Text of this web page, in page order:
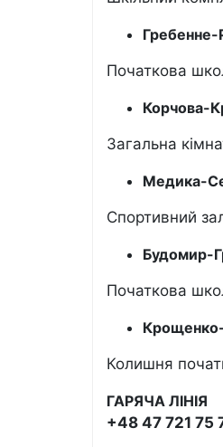
Гребенне-
Початкова
Корчова-
Загальна
Медика-
Спортивний
Будомир-
Початкова
Колишня
ГАРЯЧА ЛІНІЯ
+48 47 721 75